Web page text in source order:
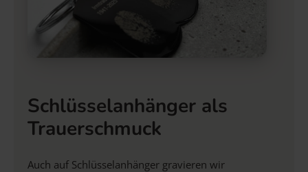
Schlüsselanhänger als
Trauerschmuck
Auch auf Schlüsselanhänger gravieren wir